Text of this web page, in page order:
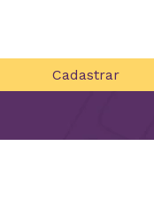
Cadastrar